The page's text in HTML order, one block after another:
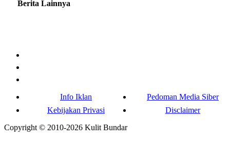
Berita Lainnya
Info Iklan
Pedoman Media Siber
Kebijakan Privasi
Disclaimer
Copyright © 2010-2026 Kulit Bundar